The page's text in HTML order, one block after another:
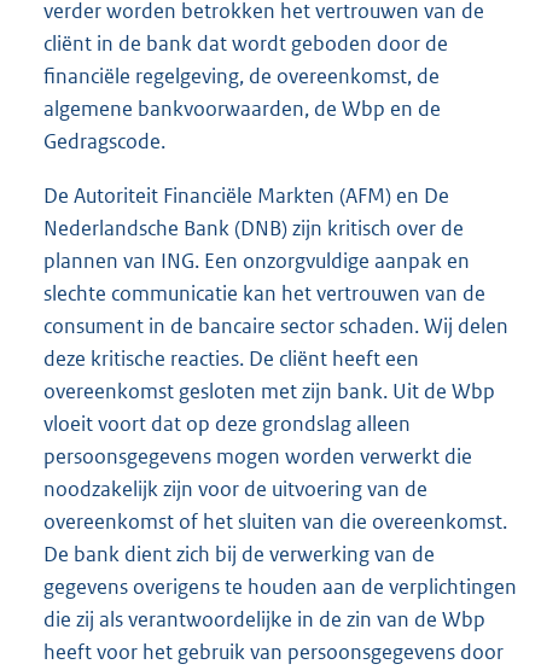
verder worden betrokken het vertrouwen van de
cliënt in de bank dat wordt geboden door de
financiële regelgeving, de overeenkomst, de
algemene bankvoorwaarden, de Wbp en de
Gedragscode.
De Autoriteit Financiële Markten (AFM) en De
Nederlandsche Bank (DNB) zijn kritisch over de
plannen van ING. Een onzorgvuldige aanpak en
slechte communicatie kan het vertrouwen van de
consument in de bancaire sector schaden. Wij delen
deze kritische reacties. De cliënt heeft een
overeenkomst gesloten met zijn bank. Uit de Wbp
vloeit voort dat op deze grondslag alleen
persoonsgegevens mogen worden verwerkt die
noodzakelijk zijn voor de uitvoering van de
overeenkomst of het sluiten van die overeenkomst.
De bank dient zich bij de verwerking van de
gegevens overigens te houden aan de verplichtingen
die zij als verantwoordelijke in de zin van de Wbp
heeft voor het gebruik van persoonsgegevens door